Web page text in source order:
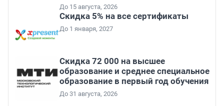
До 15 августа, 2026
Скидка 5% на все сертификаты
До 1 января, 2027
Скидка 72 000 на высшее
образование и среднее специальное
образование в первый год обучения
До 31 августа, 2026